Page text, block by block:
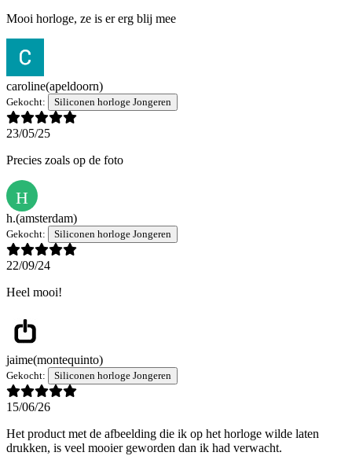
Mooi horloge, ze is er erg blij mee
caroline(apeldoorn)
Gekocht: Siliconen horloge Jongeren
23/05/25
Precies zoals op de foto
H
h.(amsterdam)
Gekocht: Siliconen horloge Jongeren
22/09/24
Heel mooi!
jaime(montequinto)
Gekocht: Siliconen horloge Jongeren
15/06/26
Het product met de afbeelding die ik op het horloge wilde laten
drukken, is veel mooier geworden dan ik had verwacht.